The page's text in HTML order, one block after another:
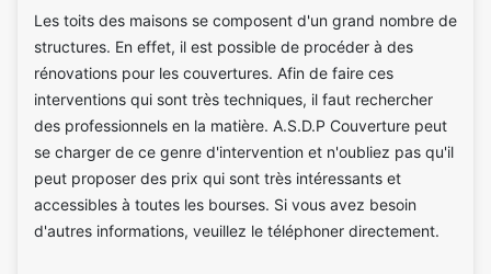
Les toits des maisons se composent d'un grand nombre de
structures. En effet, il est possible de procéder à des
rénovations pour les couvertures. Afin de faire ces
interventions qui sont très techniques, il faut rechercher
des professionnels en la matière. A.S.D.P Couverture peut
se charger de ce genre d'intervention et n'oubliez pas qu'il
peut proposer des prix qui sont très intéressants et
accessibles à toutes les bourses. Si vous avez besoin
d'autres informations, veuillez le téléphoner directement.